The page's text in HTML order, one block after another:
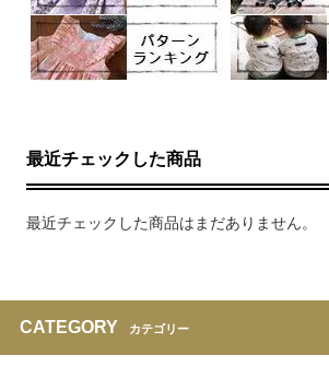
最近チェックした商品
最近チェックした商品はまだありません。
CATEGORY カテゴリー